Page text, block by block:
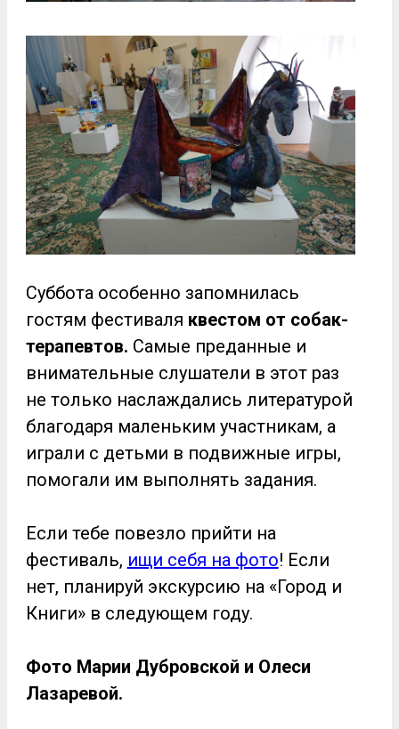
Суббота особенно запомнилась
гостям фестиваля квестом от собак-
терапевтов. Самые преданные и
внимательные слушатели в этот раз
не только наслаждались литературой
благодаря маленьким участникам, а
играли с детьми в подвижные игры,
помогали им выполнять задания.
Если тебе повезло прийти на
фестиваль, ищи себя на фото! Если
нет, планируй экскурсию на «Город и
Книги» в следующем году.
Фото Марии Дубровской и Олеси
Лазаревой.